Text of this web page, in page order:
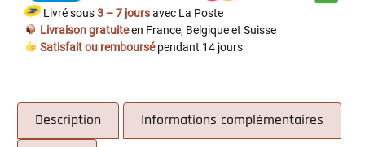
Livré sous3 – 7 joursavec La Poste
Livraison gratuiteen France, Belgique et Suisse
Satisfait ou remboursépendant 14 jours
Description Informations complémentaires